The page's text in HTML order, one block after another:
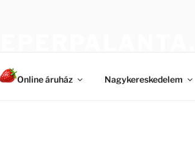
Online áruház Nagykereskedelem